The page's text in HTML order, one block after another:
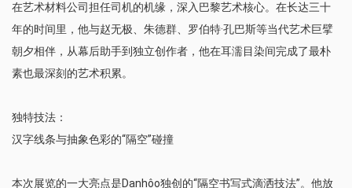
在艺术材料公司担任司机的机缘，深入巴黎艺术核心。在长达三十
年的时间里，他与赵无极、朱德群、罗伯特·孔巴斯等当代艺术巨擘
朝夕相伴，从幕后助手到独立创作者，他在耳濡目染间完成了最朴
素也最深刻的艺术积累。
独特技法：
汉字线条与抽象色彩的“隔空”碰撞
本次展览的一大亮点是Danhôo独创的“隔空书写式滴洒技法”。他放